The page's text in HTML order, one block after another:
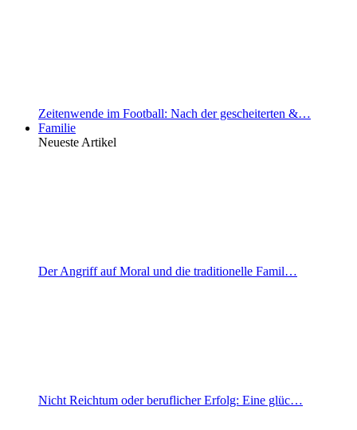
Zeitenwende im Football: Nach der gescheiterten &…
Familie
Neueste Artikel
Der Angriff auf Moral und die traditionelle Famil…
Nicht Reichtum oder beruflicher Erfolg: Eine glüc…